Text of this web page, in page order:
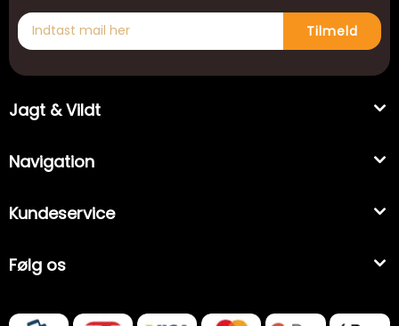
Tilmeld
Jagt & Vildt
Navigation
Kundeservice
Følg os